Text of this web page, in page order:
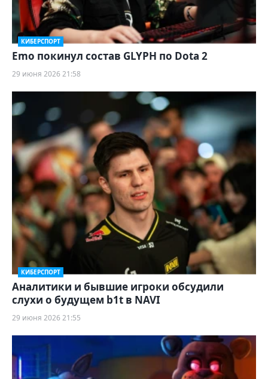
КИБЕРСПОРТ
Emo покинул состав GLYPH по Dota 2
29 июня 2026 21:58
КИБЕРСПОРТ
Аналитики и бывшие игроки обсудили
слухи о будущем b1t в NAVI
29 июня 2026 21:55